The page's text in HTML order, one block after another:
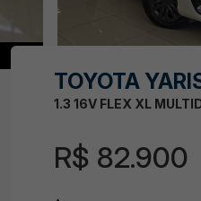
TOYOTA
1.3 16V FLEX XL
R$ 82.900